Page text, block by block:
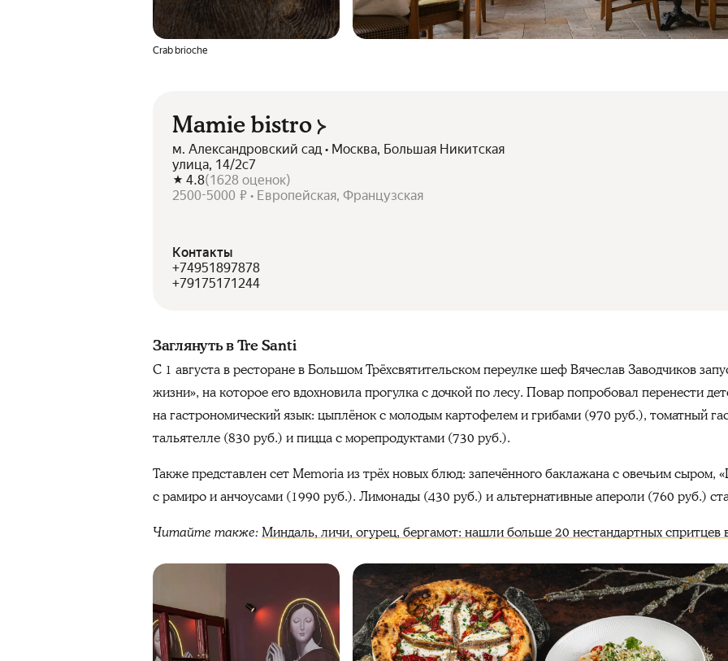
Crab brioche
Mamie bistro
м. Александровский сад • Москва, Большая Никитская
улица, 14/2с7
4.8(1628 оценок)
2500-5000 ₽ • Европейская, Французская
Контакты
+74951897878
+79175171244
Заглянуть в Tre Santi
C 1 августа в ресторане в Большом Трёхсвятительском переулке шеф Вячеслав Заводчиков
жизни», на которое его вдохновила прогулка с дочкой по лесу. Повар попробовал перенести
на гастрономический язык: цыплёнок с молодым картофелем и грибами (970 руб.), томатный
тальятелле (830 руб.) и пицца с морепродуктами (730 руб.).
Также представлен сет Memoria из трёх новых блюд: запечённого баклажана с овечьим сыром,
с рамиро и анчоусами (1990 руб.). Лимонады (430 руб.) и альтернативные апероли (760 руб.)
Читайте также:Миндаль, личи, огурец, бергамот: нашли больше 20 нестандартных спритцев